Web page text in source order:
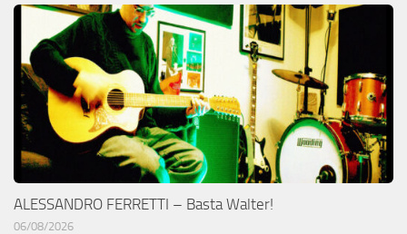
ALESSANDRO FERRETTI – Basta Walter!
06/08/2026